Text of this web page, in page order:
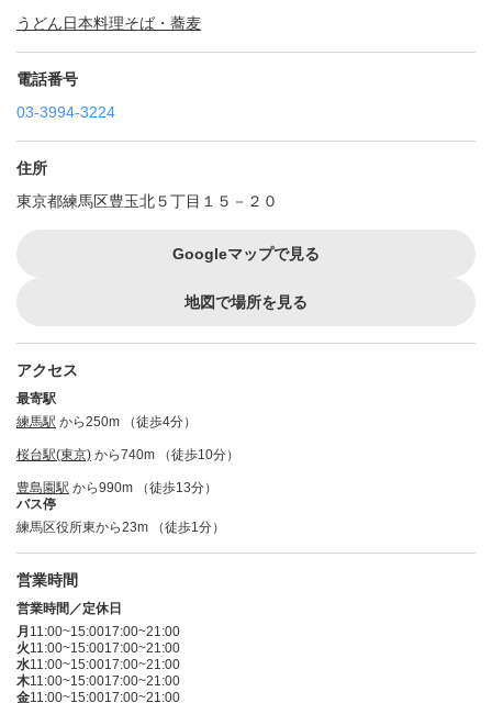
うどん日本料理そば・蕎麦
電話番号
03-3994-3224
住所
東京都練馬区豊玉北５丁目１５－２０
Googleマップで見る
地図で場所を見る
アクセス
最寄駅
練馬駅 から250m （徒歩4分）
桜台駅(東京) から740m （徒歩10分）
豊島園駅 から990m （徒歩13分）
バス停
練馬区役所東から23m （徒歩1分）
営業時間
営業時間／定休日
月 11:00~15:0017:00~21:00
火11:00~15:0017:00~21:00
水11:00~15:0017:00~21:00
木11:00~15:0017:00~21:00
金11:00~15:0017:00~21:00